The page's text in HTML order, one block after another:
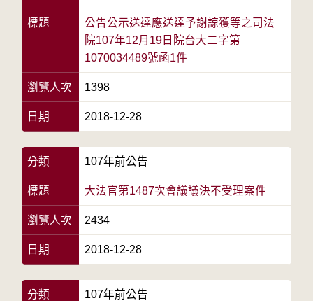
標題
公告公示送達應送達予謝諒獲等之司法
院107年12月19日院台大二字第
1070034489號函1件
瀏覽人次 1398
日期 2018-12-28
分類 107年前公告
標題 大法官第1487次會議議決不受理案件
瀏覽人次 2434
日期 2018-12-28
分類 107年前公告